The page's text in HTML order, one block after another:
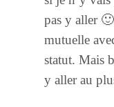
pas y aller
mutuelle
statut. Mais
y aller au